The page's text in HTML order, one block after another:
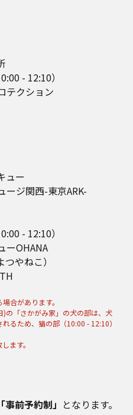
- 12:10）
テクション
ュー
ージ関西-東京ARK-
- 12:10）
ーOHANA
やねこ）
合があります。
の「さかがみ家」の犬の部は、犬
るため、猫の部（10:00 - 12:10）
ます。
前予約制」 となります。